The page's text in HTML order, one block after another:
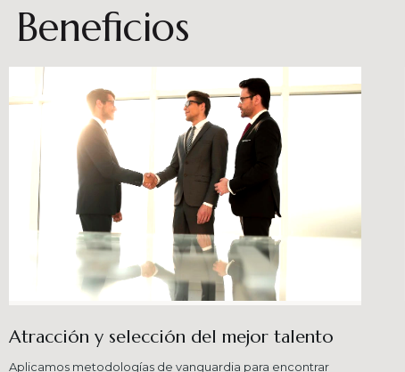
Beneficios
Atracción y selección del mejor talento
Aplicamos metodologías de vanguardia para encontrar